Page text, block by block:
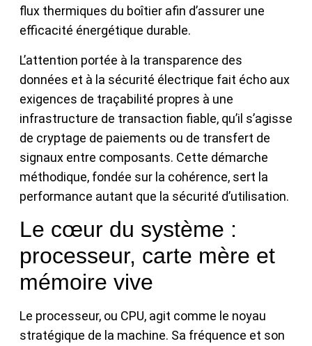
flux thermiques du boîtier afin d’assurer une
efficacité énergétique durable.
L’attention portée à la transparence des
données et à la sécurité électrique fait écho aux
exigences de traçabilité propres à une
infrastructure de transaction fiable, qu’il s’agisse
de cryptage de paiements ou de transfert de
signaux entre composants. Cette démarche
méthodique, fondée sur la cohérence, sert la
performance autant que la sécurité d’utilisation.
Le cœur du système :
processeur, carte mère et
mémoire vive
Le processeur, ou CPU, agit comme le noyau
stratégique de la machine. Sa fréquence et son